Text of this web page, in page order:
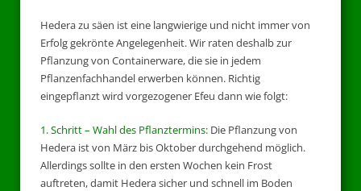
Hedera zu säen ist eine langwierige und nicht immer von
Erfolg gekrönte Angelegenheit. Wir raten deshalb zur
Pflanzung von Containerware, die sie in jedem
Pflanzenfachhandel erwerben können. Richtig
eingepflanzt wird vorgezogener Efeu dann wie folgt:
1. Schritt – Wahl des Pflanztermins: Die Pflanzung von
Hedera ist von März bis Oktober durchgehend möglich.
Allerdings sollte in den ersten Wochen kein Frost
auftreten, damit Hedera sicher und schnell im Boden